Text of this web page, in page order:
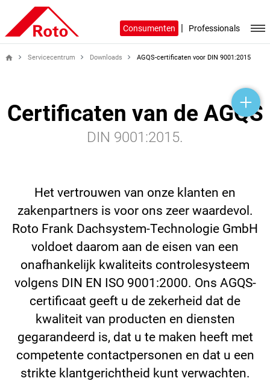
Consumenten | Professionals
help_outline
headset_mic
mail_outline
home Servicecentrum Downloads AGQS-certificaten voor DIN 9001:2015
Certificaten van de AGQS
DIN 9001:2015.
Het vertrouwen van onze klanten en
zakenpartners is voor ons zeer waardevol.
Roto Frank Dachsystem-Technologie GmbH
voldoet daarom aan de eisen van een
onafhankelijk kwaliteits controlesysteem
volgens DIN EN ISO 9001:2000. Ons AGQS-
certificaat geeft u de zekerheid dat de
kwaliteit van producten en diensten
gegarandeerd is, dat u te maken heeft met
competente contactpersonen en dat u een
strikte klantgerichtheid kunt verwachten.